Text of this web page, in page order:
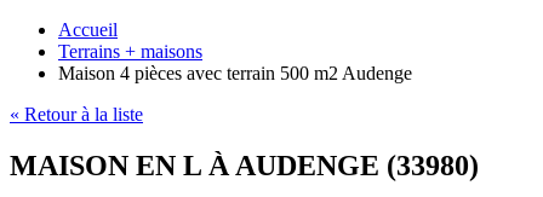
Accueil
Terrains + maisons
Maison 4 pièces avec terrain 500 m2 Audenge
« Retour à la liste
MAISON EN L À AUDENGE (33980)